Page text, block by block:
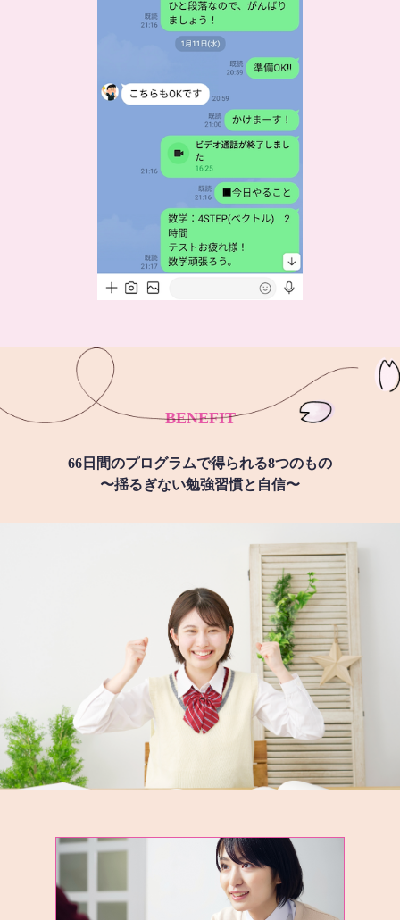
BENEFIT
66日間のプログラムで得られる8つのもの
〜揺るぎない勉強習慣と自信〜